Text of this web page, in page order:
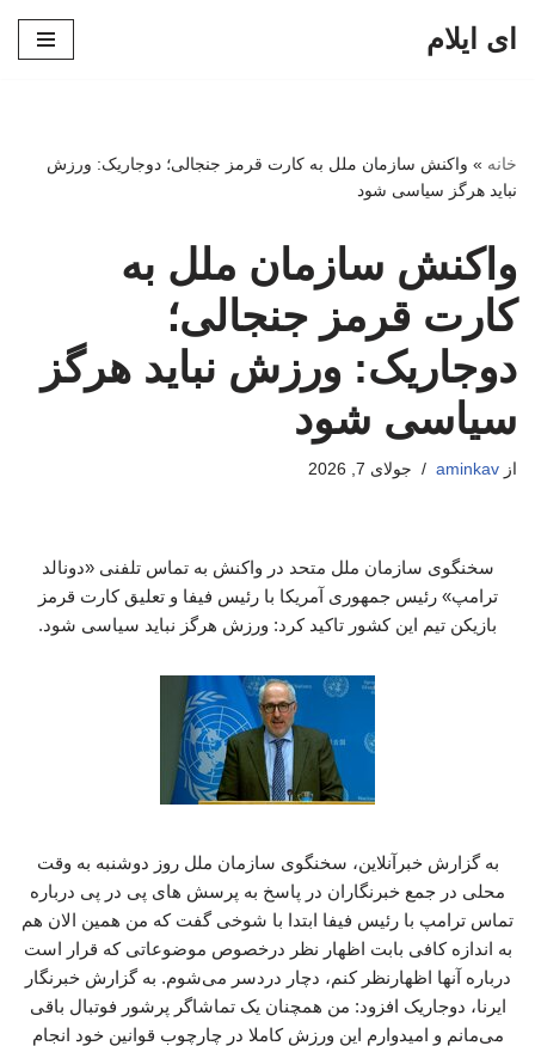
ای ایلام
خانه » واکنش سازمان ملل به کارت قرمز جنجالی؛ دوجاریک: ورزش
نباید هرگز سیاسی شود
واکنش سازمان ملل به
کارت قرمز جنجالی؛
دوجاریک: ورزش نباید هرگز
سیاسی شود
از aminkav جولای 7, 2026
سخنگوی سازمان ملل متحد در واکنش به تماس تلفنی «دونالد
ترامپ» رئیس جمهوری آمریکا با رئیس فیفا و تعلیق کارت قرمز
بازیکن تیم این کشور تاکید کرد: ورزش هرگز نباید سیاسی شود.
به گزارش خبرآنلاین، سخنگوی سازمان ملل روز دوشنبه به وقت
محلی در جمع خبرنگاران در پاسخ به پرسش های پی در پی درباره
تماس ترامپ با رئیس فیفا ابتدا با شوخی گفت که من همین الان هم
به اندازه کافی بابت اظهار نظر درخصوص موضوعاتی که قرار است
درباره‌ آنها اظهارنظر کنم، دچار دردسر می‌شوم. به گزارش خبرنگار
ایرنا، دوجاریک افزود: من همچنان یک تماشاگر پرشور فوتبال باقی
می‌مانم و امیدوارم این ورزش کاملا در چارچوب قوانین خود انجام